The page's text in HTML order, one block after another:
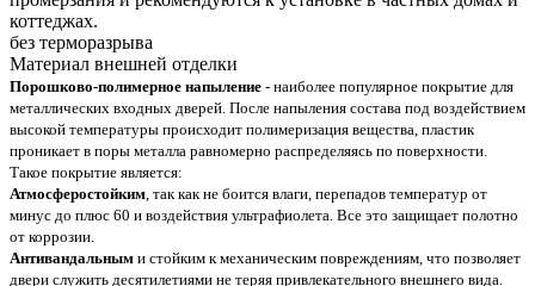
коттеджах.
без терморазрыва
Материал внешней отделки
Порошково-полимерное напыление - наиболее популярное покрытие для
металлических входных дверей. После напыления состава под воздействием
высокой температуры происходит полимеризация вещества, пластик
проникает в поры металла равномерно распределяясь по поверхности.
Такое покрытие является:
Атмосферостойким , так как не боится влаги, перепадов температур от
минус до плюс 60 и воздействия ультрафиолета. Все это защищает полотно
от коррозии.
Антивандальным и стойким к механическим повреждениям, что позволяет
двери служить десятилетиями не теряя привлекательного внешнего вида.